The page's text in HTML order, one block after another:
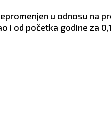
u odnosu na
i od početka godine za